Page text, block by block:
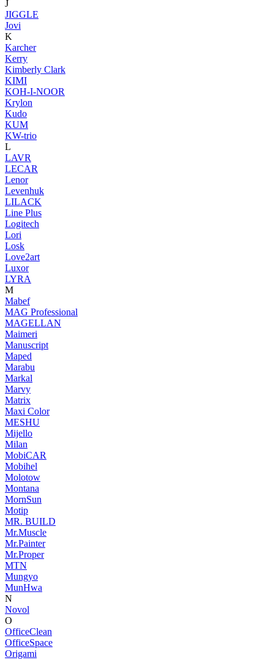
J
JIGGLE
Jovi
K
Karcher
Kerry
Kimberly Clark
KIMI
KOH-I-NOOR
Krylon
Kudo
KUM
KW-trio
L
LAVR
LECAR
Lenor
Levenhuk
LILACK
Line Plus
Logitech
Lori
Losk
Love2art
Luxor
LYRA
M
Mabef
MAG Professional
MAGELLAN
Maimeri
Manuscript
Maped
Marabu
Markal
Marvy
Matrix
Maxi Color
MESHU
Mijello
Milan
MobiCAR
Mobihel
Molotow
Montana
MornSun
Motip
MR. BUILD
Mr.Muscle
Mr.Painter
Mr.Proper
MTN
Mungyo
MunHwa
N
Novol
O
OfficeClean
OfficeSpace
Origami